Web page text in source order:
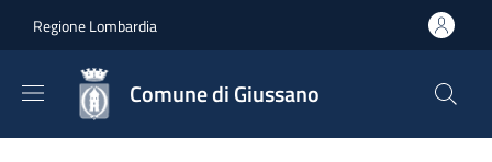
Regione Lombardia
Comune di Giussano